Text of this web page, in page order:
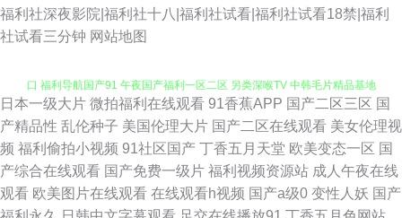
福利社深夜影院|福利社十八|福利社试看|福利社试看18禁|福利
社试看三分钟 网站地图
久久国产精选久久 91豆花自拍社区 91九色性爱 欧美AA级片 91社区免费入
口 福利导航国产91 午夜国产福利一区二区 另类深喉TV 中韩毛片精品基地
精品成人红杏 91看看福利 老司机AV网 91n视频在线观看 国产一卡二区 伊人
日本一级大片 微拍福利在线观看 91香蕉APP 国产二区三区 国
产精品性 乱伦种子 美国伦理大片 国产二区在线观看 美女伦理视
频 福利偷拍小视频 91社区国产 丁香五月天堂 欧美变态一区 国
产综合在线观看 国产免费一级片 福利视频资源站 成人午夜在线
观看 欧美图片在线观看 在线观看h视频 国产a级0 变性人妖 国产